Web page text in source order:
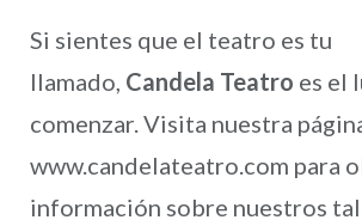
Si sientes que el teatro es tu
llamado, Candela Teatro es el
comenzar. Visita nuestra
www.candelateatro.com para
información sobre nuestros